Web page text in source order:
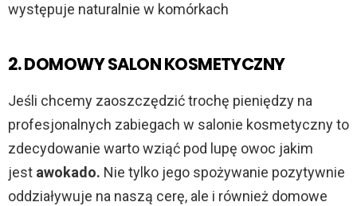
występuje naturalnie w komórkach
2. DOMOWY SALON KOSMETYCZNY
Jeśli chcemy zaoszczędzić trochę pieniędzy na
profesjonalnych zabiegach w salonie kosmetyczny to
zdecydowanie warto wziąć pod lupę owoc jakim
jest awokado. Nie tylko jego spożywanie pozytywnie
oddziaływuje na naszą cerę, ale i również domowe